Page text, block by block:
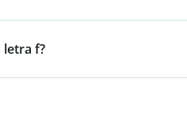
letra f?